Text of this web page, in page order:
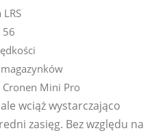
56
Cronen Mini Pro
wciąż wystarczająco
zasięg. Bez względu na